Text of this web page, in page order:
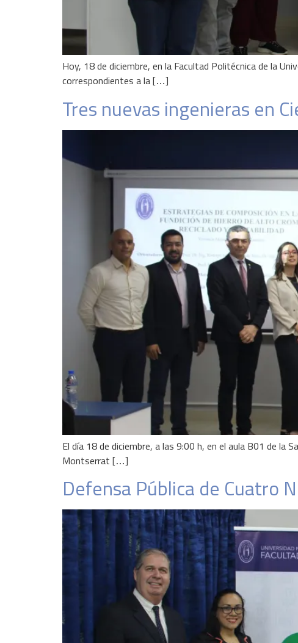
Hoy, 18 de diciembre, en la Facultad Politécnica de la
correspondientes a la […]
Tres nuevas ingenieras en
El día 18 de diciembre, a las 9:00 h, en el aula B01 de la
Montserrat […]
Defensa Pública de Cuatro